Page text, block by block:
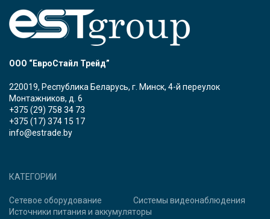
ООО “ЕвроСтайл Трейд”
220019, Республика Беларусь, г. Минск, 4-й переулок
Монтажников, д. 6
+375 (29) 758 34 73
+375 (17) 374 15 17
info@estrade.by
КАТЕГОРИИ
Сетевое оборудование
Системы видеонаблюдения
Источники питания и аккумуляторы